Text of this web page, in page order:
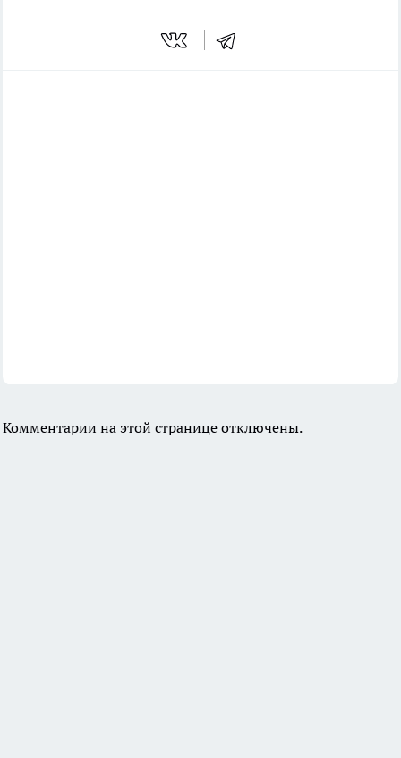
Комментарии на этой странице отключены.